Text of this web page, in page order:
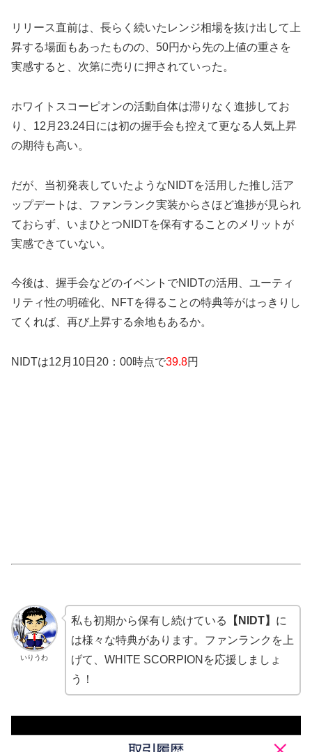
リリース直前は、長らく続いたレンジ相場を抜け出して上
昇する場面もあったものの、50円から先の上値の重さを
実感すると、次第に売りに押されていった。
ホワイトスコーピオンの活動自体は滞りなく進捗してお
り、12月23.24日には初の握手会も控えて更なる人気上昇
の期待も高い。
だが、当初発表していたようなNIDTを活用した推し活ア
ップデートは、ファンランク実装からさほど進捗が見られ
ておらず、いまひとつNIDTを保有することのメリットが
実感できていない。
今後は、握手会などのイベントでNIDTの活用、ユーティ
リティ性の明確化、NFTを得ることの特典等がはっきりし
てくれば、再び上昇する余地もあるか。
NIDTは12月10日20：00時点で39.8円
いりうわ
私も初期から保有し続けている 【NIDT】 に
は様々な特典があります。ファンランクを上
げて、WHITE SCORPIONを応援しましょ
う！